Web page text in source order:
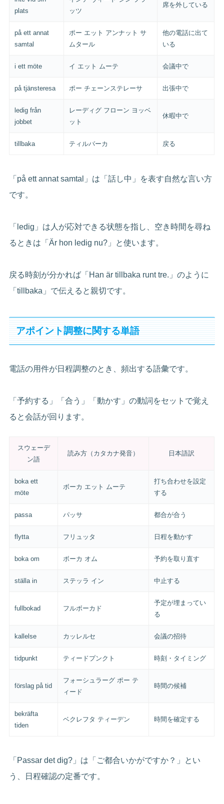
plats
ッツ
席を外している
på ett annat
samtal
ポー エット アンナット サ
ムタール
他の電話に出て
いる
i ett möte イ エット ムーテ 会議中で
på tjänsteresa ポー チェーンステレーサ 出張中で
ledig från
jobbet
レーディグ フローン ヨッベ
ット
休暇中で
tillbaka ティルバーカ 戻る
「på ett annat samtal」は「話し中」を表す自然な言い方
です。
「ledig」は人が応対できる状態を指し、空き時間を尋ね
るときは「Är hon ledig nu?」と使います。
戻る時刻が分かれば「Han är tillbaka runt tre.」のように
「tillbaka」で伝えると親切です。
アポイント調整に関する単語
電話の用件が日程調整のとき、頻出する語彙です。
「予約する」「合う」「動かす」の動詞をセットで覚え
ると会話が回ります。
スウェーデ
ン語
読み方（カタカナ発音） 日本語訳
boka ett
möte
ボーカ エット ムーテ
打ち合わせを設定
する
passa パッサ 都合が合う
flytta フリュッタ 日程を動かす
boka om ボーカ オム 予約を取り直す
ställa in ステッラ イン 中止する
fullbokad フルボーカド
予定が埋まってい
る
kallelse カッレルセ 会議の招待
tidpunkt ティードプンクト 時刻・タイミング
förslag på tid
フォーシュラーグ ポー テ
ィード
時間の候補
bekräfta
tiden
ベクレフタ ティーデン 時間を確定する
「Passar det dig?」は「ご都合いかがですか？」とい
う、日程確認の定番です。